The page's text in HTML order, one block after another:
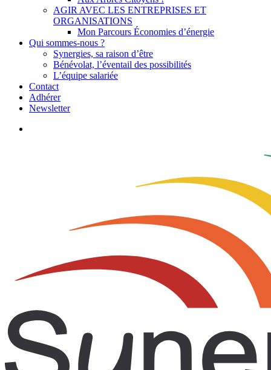
AGIR AVEC LES ENTREPRISES ET
ORGANISATIONS
Mon Parcours Économies d’énergie
Qui sommes-nous ?
Synergies, sa raison d’être
Bénévolat, l’éventail des possibilités
L’équipe salariée
Contact
Adhérer
Newsletter